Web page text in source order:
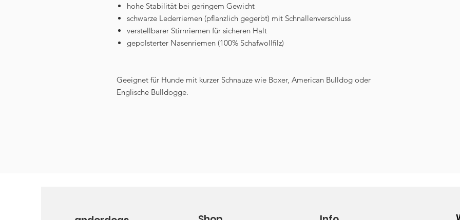
hohe Stabilität bei geringem Gewicht
schwarze Lederriemen (pflanzlich gegerbt) mit Schnallenverschluss
verstellbarer Stirnriemen für sicheren Halt
gepolsterter Nasenriemen (100% Schafwollfilz)
Geeignet für Hunde mit kurzer Schnauze wie Boxer, American Bulldog oder
Englische Bulldogge.